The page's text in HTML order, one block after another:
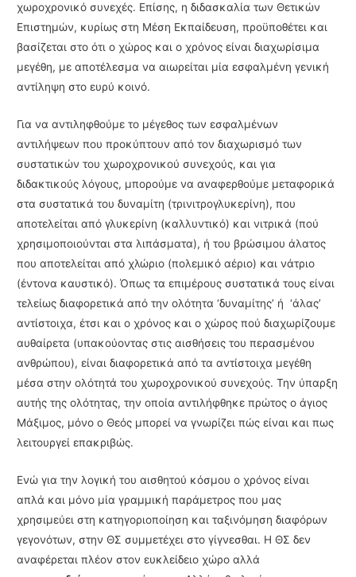
χωροχρονικό συνεχές. Επίσης, η διδασκαλία των Θετικών
Επιστημών, κυρίως στη Μέση Εκπαίδευση, προϋποθέτει και
βασίζεται στο ότι ο χώρος και ο χρόνος είναι διαχωρίσιμα
μεγέθη, με αποτέλεσμα να αιωρείται μία εσφαλμένη γενική
αντίληψη στο ευρύ κοινό.
Για να αντιληφθούμε το μέγεθος των εσφαλμένων
αντιλήψεων που προκύπτουν από τον διαχωρισμό των
συστατικών του χωροχρονικού συνεχούς, και για
διδακτικούς λόγους, μπο­ρούμε να αναφερθούμε μεταφορικά
στα συστατικά του δυναμίτη (τρινιτρογλυκερίνη), που
αποτελείται από γλυκερίνη (καλλυντικό) και νιτρικά (πού
χρησιμοποιούνται στα λιπάσματα), ή του βρώσιμου άλατος
που αποτελείται από χλώριο (πολεμικό αέριο) και νάτριο
(έντονα καυστικό). Όπως τα επιμέρους συστατικά τους είναι
τελείως διαφορετικά από την ολότητα ‘δυναμίτης’ ή ‘άλας’
αντίστοιχα, έτσι και ο χρόνος και ο χώρος πού διαχωρίζουμε
αυθαίρετα (υπακούοντας στις αισθήσεις του περασμένου
ανθρώπου), είναι διαφορετικά από τα αντί­στοιχα μεγέθη
μέσα στην ολότητά του χωροχρονικού συνεχούς. Την ύπαρξη
αυτής της ολό­τητας, την οποία αντιλήφθηκε πρώτος ο άγιος
Μάξιμος, μόνο ο Θεός μπορεί να γνωρίζει πώς είναι και πως
λειτουργεί επακριβώς.
Ενώ για την λογική του αισθητού κόσμου ο χρόνος είναι
απλά και μόνο μία γραμμική παράμετρος που μας
χρησιμεύει στη κατηγοριοποίηση και ταξινόμηση διαφόρων
γεγονότων, στην ΘΣ συμμετέχει στο γίγνεσθαι. Η ΘΣ δεν
αναφέρεται πλέον στον ευκλείδειο χώρο αλλά